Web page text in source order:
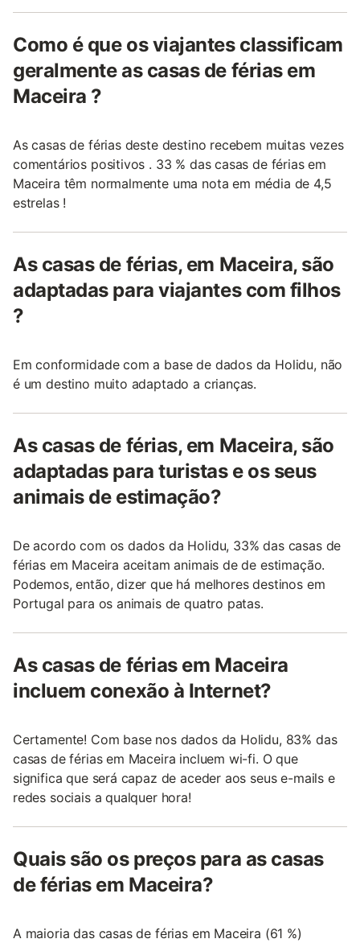
Como é que os viajantes classificam
geralmente as casas de férias em
Maceira ?
As casas de férias deste destino recebem muitas vezes
comentários positivos . 33 % das casas de férias em
Maceira têm normalmente uma nota em média de 4,5
estrelas !
As casas de férias, em Maceira, são
adaptadas para viajantes com filhos
?
Em conformidade com a base de dados da Holidu, não
é um destino muito adaptado a crianças.
As casas de férias, em Maceira, são
adaptadas para turistas e os seus
animais de estimação?
De acordo com os dados da Holidu, 33% das casas de
férias em Maceira aceitam animais de de estimação.
Podemos, então, dizer que há melhores destinos em
Portugal para os animais de quatro patas.
As casas de férias em Maceira
incluem conexão à Internet?
Certamente! Com base nos dados da Holidu, 83% das
casas de férias em Maceira incluem wi-fi. O que
significa que será capaz de aceder aos seus e-mails e
redes sociais a qualquer hora!
Quais são os preços para as casas
de férias em Maceira?
A maioria das casas de férias em Maceira (61 %)